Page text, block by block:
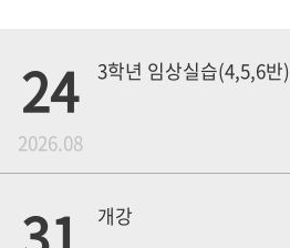
24
2026.08
3학년 임상실습(4,5,6반)
개강